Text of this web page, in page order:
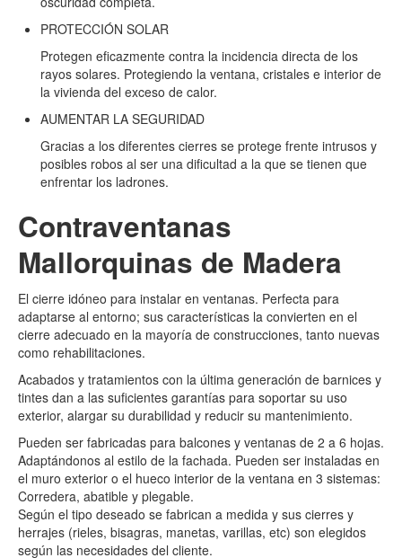
PROTECCIÓN SOLAR
Protegen eficazmente contra la incidencia directa de los
rayos solares. Protegiendo la ventana, cristales e interior de
la vivienda del exceso de calor.
AUMENTAR LA SEGURIDAD
Gracias a los diferentes cierres se protege frente intrusos y
posibles robos al ser una dificultad a la que se tienen que
enfrentar los ladrones.
Contraventanas
Mallorquinas de Madera
El cierre idóneo para instalar en ventanas. Perfecta para
adaptarse al entorno; sus características la convierten en el
cierre adecuado en la mayoría de construcciones, tanto nuevas
como rehabilitaciones.
Acabados y tratamientos con la última generación de barnices y
tintes dan a las suficientes garantías para soportar su uso
exterior, alargar su durabilidad y reducir su mantenimiento.
Pueden ser fabricadas para balcones y ventanas de 2 a 6 hojas.
Adaptándonos al estilo de la fachada. Pueden ser instaladas en
el muro exterior o el hueco interior de la ventana en 3 sistemas:
Corredera, abatible y plegable.
Según el tipo deseado se fabrican a medida y sus cierres y
herrajes (rieles, bisagras, manetas, varillas, etc) son elegidos
según las necesidades del cliente.